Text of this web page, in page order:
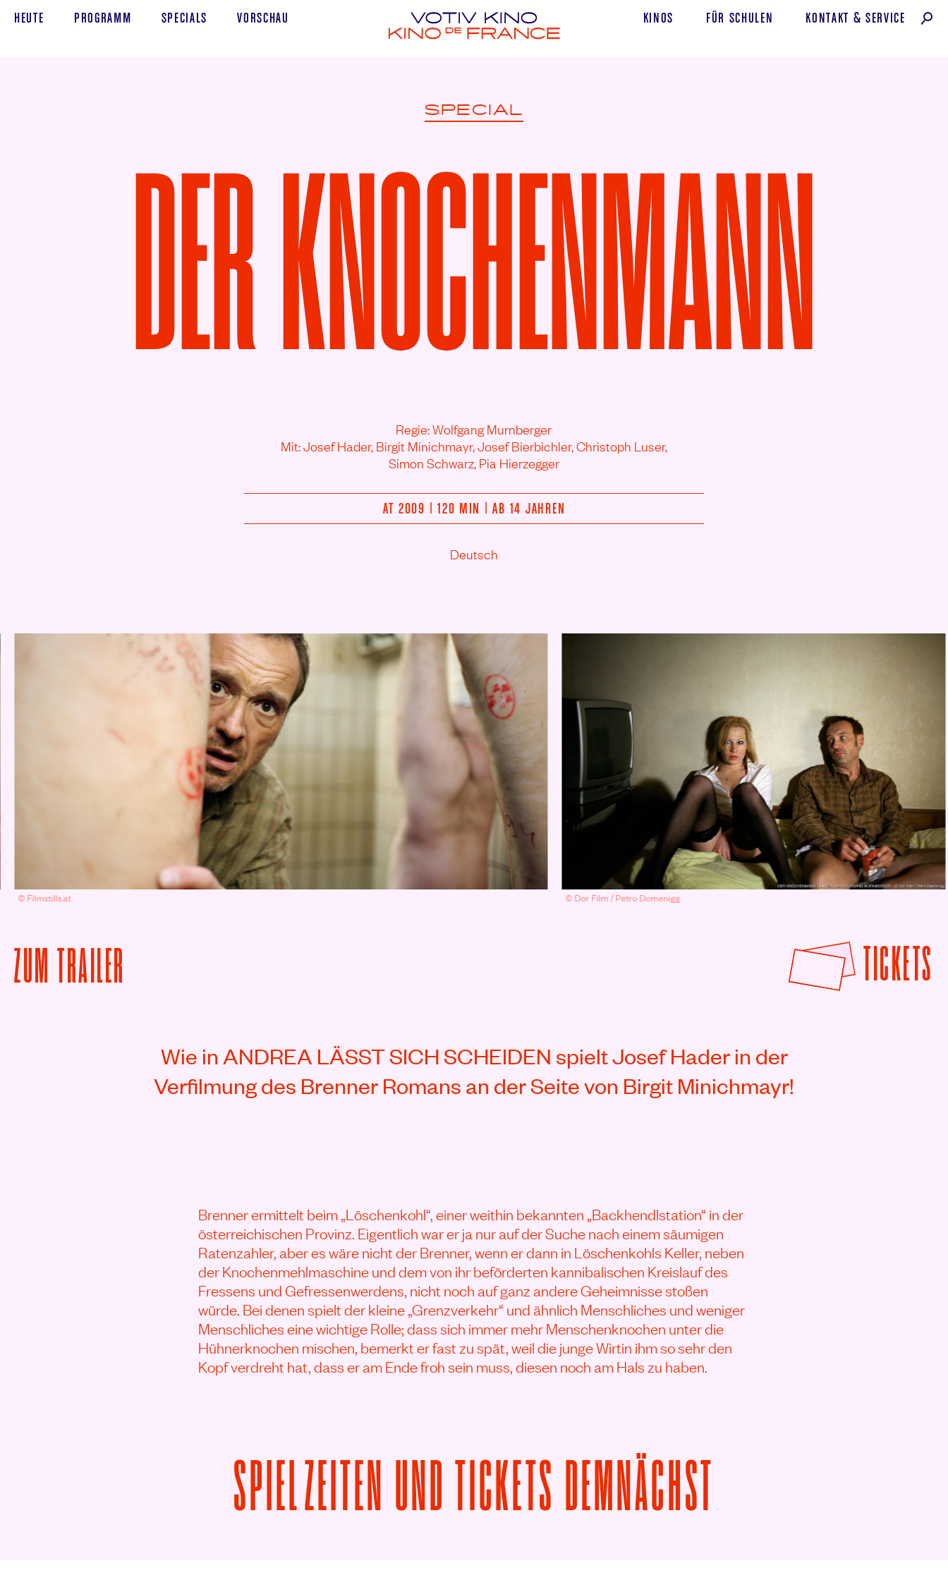
HEUTE PROGRAMM SPECIALS VORSCHAU KINOS FÜR SCHULEN KONTAKT & SERVICE
SPECIAL
DER KNOCHENMANN
Regie: Wolfgang Murnberger
Mit: Josef Hader, Birgit Minichmayr,Josef Bierbichler,Christoph Luser,
Simon Schwarz, Pia Hierzegger
AT 2009 | 120 MIN | AB 14 JAHREN
Deutsch
© Filmstills.at © Dor Film / Petro Domenigg
ZUMTRAILER TICKETS
Wie in ANDREA LÄSST SICH SCHEIDEN spielt Josef Hader in der
Verfilmung des Brenner Romans an der Seite von Birgit Minichmayr!
Brenner ermittelt beim „Löschenkohl“, einer weithin bekannten „Backhendlstation“ in der
österreichischen Provinz. Eigentlich war er ja nur auf der Suche nach einem säumigen
Ratenzahler, aber es wäre nicht der Brenner, wenn er dann in Löschenkohls Keller, neben
der Knochenmehlmaschine und dem von ihr beförderten kannibalischen Kreislauf des
Fressens und Gefressenwerdens, nicht noch auf ganz andere Geheimnisse stoßen
würde. Bei denen spielt der kleine „Grenzverkehr“ und ähnlich Menschliches und weniger
Menschliches eine wichtige Rolle; dass sich immer mehr Menschenknochen unter die
Hühnerknochen mischen, bemerkt er fast zu spät, weil die junge Wirtin ihm so sehr den
Kopf verdreht hat, dass er am Ende froh sein muss, diesen noch am Hals zu haben.
SPIELZEITEN UND TICKETS DEMNÄCHST